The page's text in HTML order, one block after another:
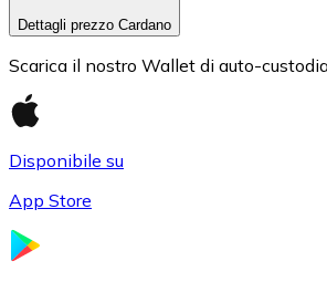
Dettagli prezzo Cardano
Scarica il nostro Wallet di auto-
Disponibile su
App Store